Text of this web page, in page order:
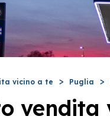
vicino a te Puglia
vendita